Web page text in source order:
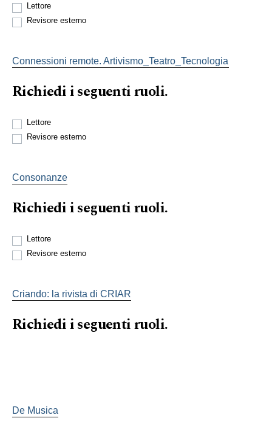
Lettore
Revisore esterno
Connessioni remote. Artivismo_Teatro_Tecnologia
Richiedi i seguenti ruoli.
Lettore
Revisore esterno
Consonanze
Richiedi i seguenti ruoli.
Lettore
Revisore esterno
Criando: la rivista di CRIAR
Richiedi i seguenti ruoli.
De Musica